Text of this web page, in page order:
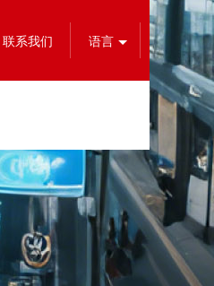
语言
联系我们